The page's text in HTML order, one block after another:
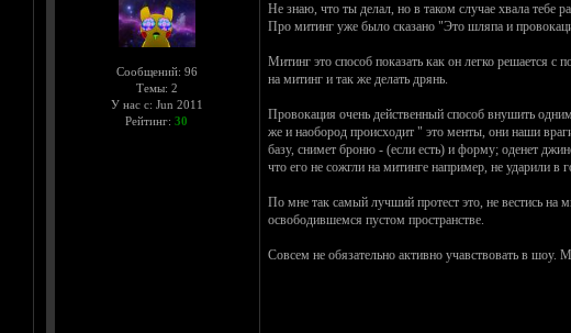
Сообщений: 96
Темы: 2
У нас с: Jun 2011
Рейтинг: 30
Не знаю, что ты делал, но в таком случае хвала тебе
Про митинг уже было сказано "Это шляпа и
Митинг это способ показать как он легко решается
на митинг и так же делать дрянь.
Провокация очень действенный способ внушить
же и наобород происходит " это менты, они наши
базу, снимет броню - (если есть) и форму; оденет
что его не сожгли на митинге например, не ударили
По мне так самый лучший протест это, не вестись на
освободившемся пустом пространстве.
Совсем не обязательно активно учавствовать в